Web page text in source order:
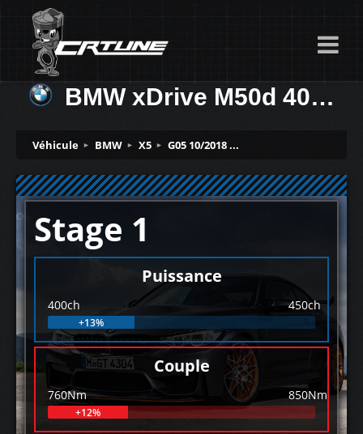
BMW xDrive M50d 400ch
Véhicule BMW X5 G05 10/2018 ...
Stage 1
Puissance
400ch 450ch
+13%
Couple
760Nm 850Nm
+12%